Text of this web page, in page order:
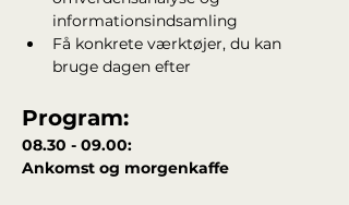
informationsindsamling
Få konkrete værktøjer, du kan
bruge dagen efter
Program:
08.30 - 09.00:
Ankomst og morgenkaffe